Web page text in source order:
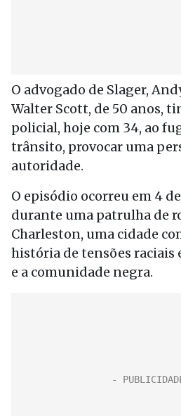
O advogado de Slager,
Walter Scott, de 50 anos,
policial, hoje com 34, ao
trânsito, provocar uma
autoridade.
O episódio ocorreu em 4
durante uma patrulha de
Charleston, uma cidade
história de tensões raciais
e a comunidade negra.